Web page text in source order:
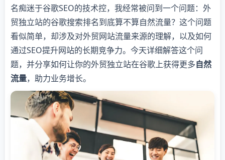
名痴迷于谷歌SEO的技术控，我经常被问到一个问题：外
贸独立站的谷歌搜索排名到底算不算自然流量？这个问题
看似简单，却涉及对外贸网站流量来源的理解，以及如何
通过SEO提升网站的长期竞争力。今天详细解答这个问
题，并分享如何让你的外贸独立站在谷歌上获得更多自然
流量，助力业务增长。